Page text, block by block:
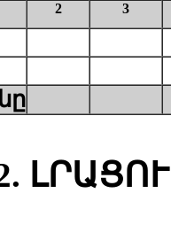
2 3